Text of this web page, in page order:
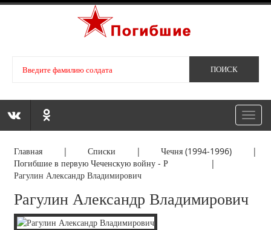
Главная |Списки |Чечня (1994-1996) |
Погибшие в первую Чеченскую войну - Р |
Рагулин Александр Владимирович
Рагулин Александр Владимирович